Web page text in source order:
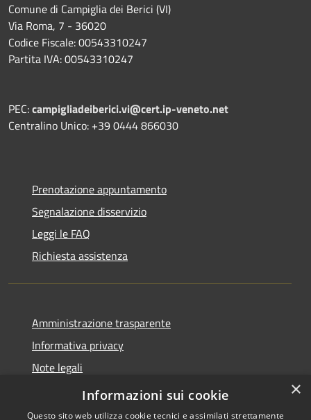
Comune di Campiglia dei Berici (VI)
Via Roma, 7 - 36020
Codice Fiscale: 00543310247
Partita IVA: 00543310247
PEC:campigliadeiberici.vi@cert.ip-veneto.net
Centralino Unico: +39 0444 866030
Prenotazione appuntamento
Segnalazione disservizio
Leggi le FAQ
Richiesta assistenza
Amministrazione trasparente
Informativa privacy
Note legali
Dichiarazione di accessibilità
×
Informazioni sui cookie
Questo sito web utilizza cookie tecnici e assimilati strettamente